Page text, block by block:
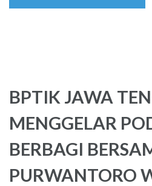
BPTIK JAWA
MENGGELAR
BERBAGI
PURWANTORO